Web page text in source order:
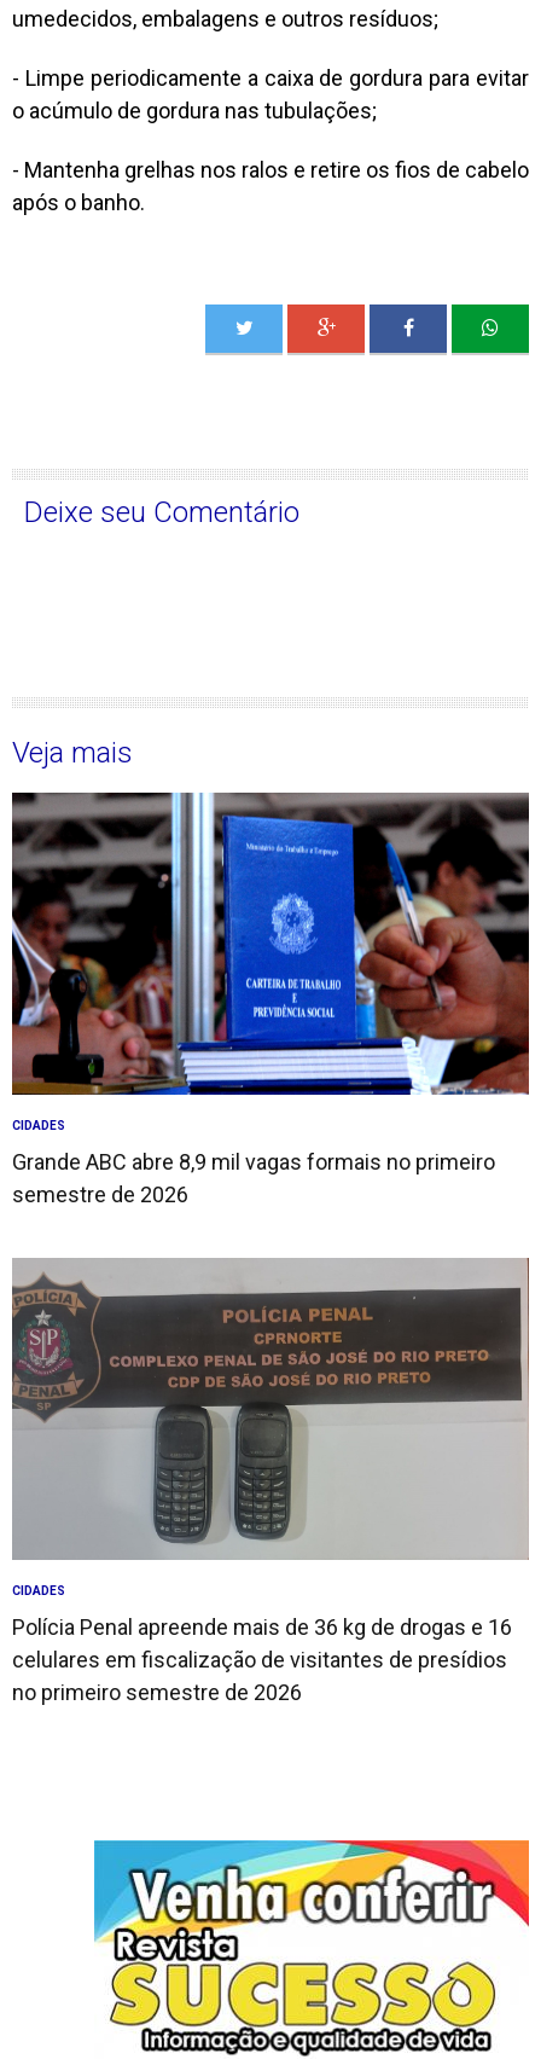
umedecidos, embalagens e outros resíduos;
- Limpe periodicamente a caixa de gordura para evitar
o acúmulo de gordura nas tubulações;
- Mantenha grelhas nos ralos e retire os fios de cabelo
após o banho.
Deixe seu Comentário
Veja mais
CIDADES
Grande ABC abre 8,9 mil vagas formais no primeiro
semestre de 2026
CIDADES
Polícia Penal apreende mais de 36 kg de drogas e 16
celulares em fiscalização de visitantes de presídios
no primeiro semestre de 2026